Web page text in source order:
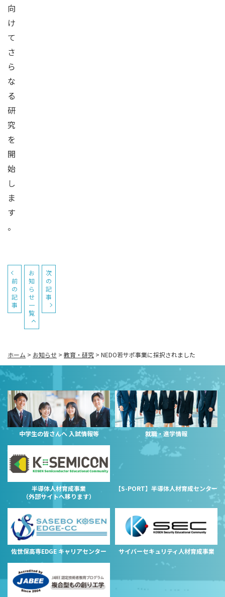
向
け
て
さ
ら
な
る
研
究
を
開
始
し
ま
す
。
前
の
記
事
お
知
ら
せ
一
覧
次
の
記
事
ホーム > お知らせ > 教育・研究 > NEDO若サポ事業に採択されました
中学生の皆さんへ 入試情報等 就職・進学情報
半導体人材育成事業
（外部サイトへ移ります）
【S-PORT】半導体人材育成センター
佐世保高専EDGE キャリアセンター サイバーセキュリティ人材育成事業